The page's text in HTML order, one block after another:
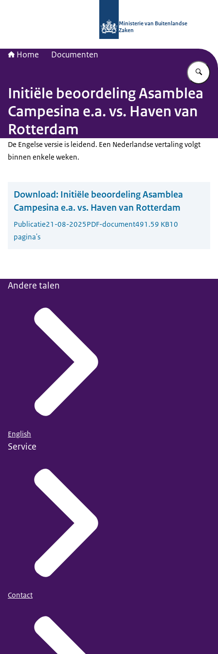
Ministerie van Buitenlandse
Zaken
Home Documenten
Initiële beoordeling Asamblea
Campesina e.a. vs. Haven van
Rotterdam
De Engelse versie is leidend. Een Nederlandse vertaling volgt
binnen enkele weken.
Download: Initiële beoordeling Asamblea
Campesina e.a. vs. Haven van Rotterdam
Publicatie21-08-2025PDF-document491.59 KB10
pagina's
Andere talen
English
Service
Contact